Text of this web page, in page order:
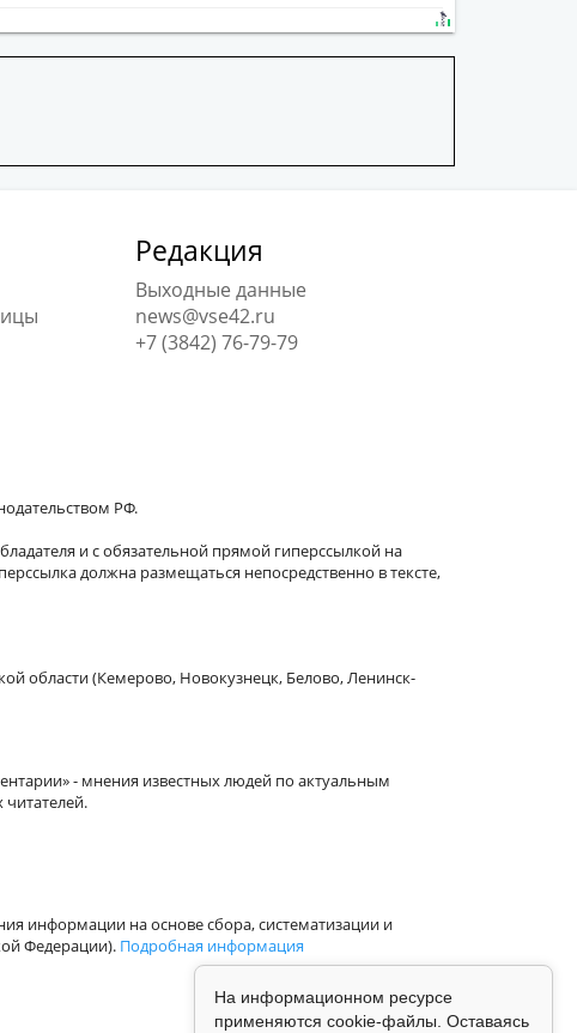
Редакция
Выходные данные
news@vse42.ru
+7 (3842) 76-79-79
РФ.
и с обязательной прямой гиперссылкой на
должна размещаться непосредственно в тексте,
области (Кемерово, Новокузнецк, Белово, Ленинск-
- мнения известных людей по актуальным
информации на основе сбора, систематизации и
Федерации). Подробная информация
На информационном ресурсе
применяются cookie-файлы. Оставаясь